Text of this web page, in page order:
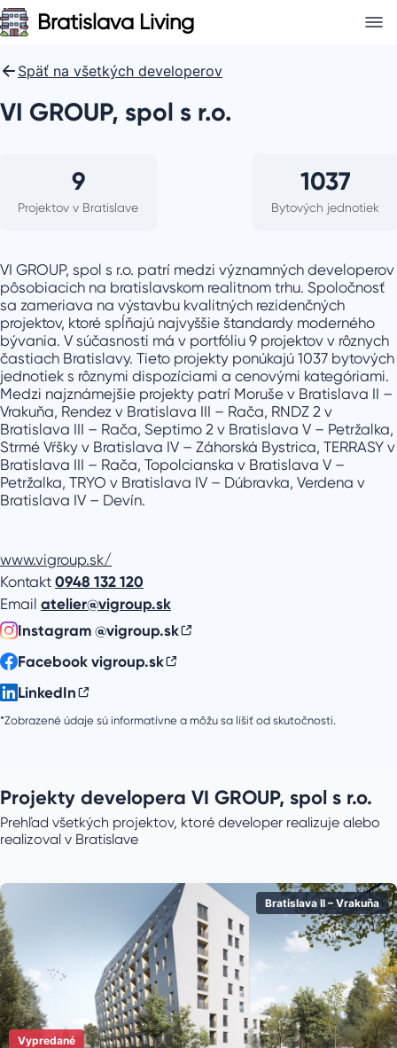
Bratislava Living
Späť na všetkých developerov
VI GROUP, spol s r.o.
9
Projektov v Bratislave
1037
Bytových jednotiek
VI GROUP, spol s r.o. patrí medzi významných developerov
pôsobiacich na bratislavskom realitnom trhu. Spoločnosť
sa zameriava na výstavbu kvalitných rezidenčných
projektov, ktoré spĺňajú najvyššie štandardy moderného
bývania. V súčasnosti má v portfóliu 9 projektov v rôznych
častiach Bratislavy. Tieto projekty ponúkajú 1037 bytových
jednotiek s rôznymi dispozíciami a cenovými kategóriami.
Medzi najznámejšie projekty patrí Moruše v Bratislava II –
Vrakuňa, Rendez v Bratislava III – Rača, RNDZ 2 v
Bratislava III – Rača, Septimo 2 v Bratislava V – Petržalka,
Strmé Vŕšky v Bratislava IV – Záhorská Bystrica, TERRASY v
Bratislava III – Rača, Topolcianska v Bratislava V –
Petržalka, TRYO v Bratislava IV – Dúbravka, Verdena v
Bratislava IV – Devín.
www.vigroup.sk/
Kontakt 0948 132 120
Email atelier@vigroup.sk
Instagram @vigroup.sk
Facebook vigroup.sk
LinkedIn
*Zobrazené údaje sú informatívne a môžu sa líšiť od skutočnosti.
Projekty developera VI GROUP, spol s r.o.
Prehľad všetkých projektov, ktoré developer realizuje alebo
realizoval v Bratislave
Bratislava II – Vrakuňa
Vypredané